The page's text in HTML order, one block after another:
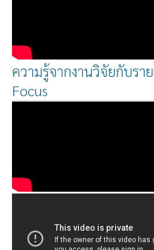
ความรู้จากงานวิจัยกับรา
Focus